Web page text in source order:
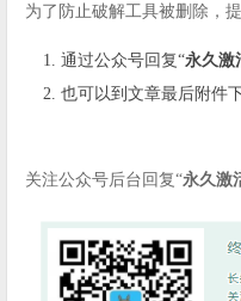
为了防止破解工具被删除，
通过公众号回复“永久激
也可以到文章最后附件
关注公众号后台回复“永久激